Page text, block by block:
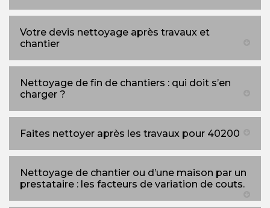
Votre devis nettoyage après travaux et
chantier
Nettoyage de fin de chantiers : qui doit s’en
charger ?
Faites nettoyer après les travaux pour 40200
Nettoyage de chantier ou d’une maison par un
prestataire : les facteurs de variation de couts.